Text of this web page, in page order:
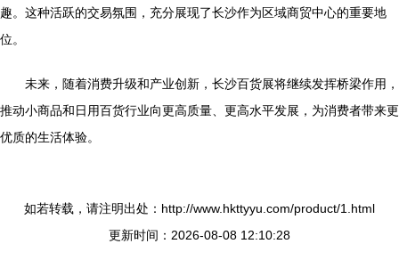
趣。这种活跃的交易氛围，充分展现了长沙作为区域商贸中心的重要地
位。
未来，随着消费升级和产业创新，长沙百货展将继续发挥桥梁作用，
推动小商品和日用百货行业向更高质量、更高水平发展，为消费者带来更
优质的生活体验。
如若转载，请注明出处：http://www.hkttyyu.com/product/1.html
更新时间：2026-08-08 12:10:28